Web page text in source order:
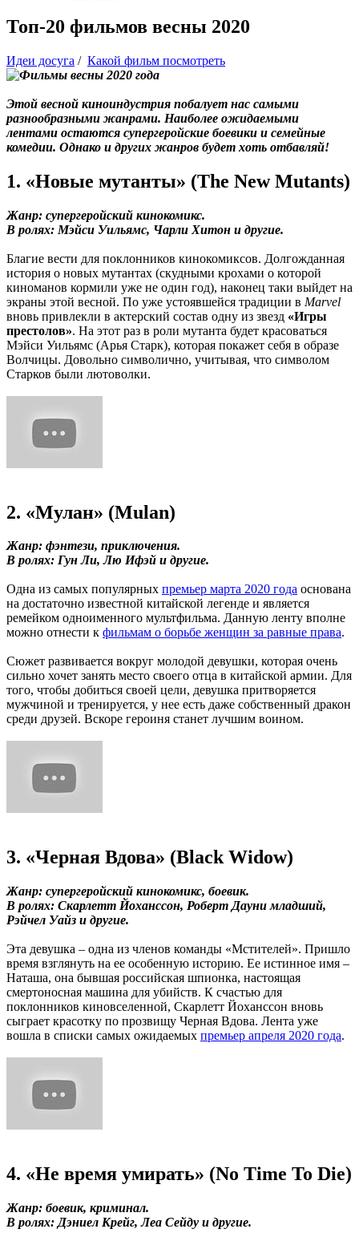
Топ-20 фильмов весны 2020
Идеи досуга / Какой фильм посмотреть
Этой весной киноиндустрия побалует нас самыми
разнообразными жанрами. Наиболее ожидаемыми
лентами остаются супергеройские боевики и семейные
комедии. Однако и других жанров будет хоть отбавляй!
1. «Новые мутанты» (The New Mutants)
Жанр: супергеройский кинокомикс.
В ролях: Мэйси Уильямс, Чарли Хитон и другие.
Благие вести для поклонников кинокомиксов. Долгожданная
история о новых мутантах (скудными крохами о которой
киноманов кормили уже не один год), наконец таки выйдет на
экраны этой весной. По уже устоявшейся традиции в Marvel
вновь привлекли в актерский состав одну из звезд «Игры
престолов». На этот раз в роли мутанта будет красоваться
Мэйси Уильямс (Арья Старк), которая покажет себя в образе
Волчицы. Довольно символично, учитывая, что символом
Старков были лютоволки.
2. «Мулан» (Mulan)
Жанр: фэнтези, приключения.
В ролях: Гун Ли, Лю Ифэй и другие.
Одна из самых популярных премьер марта 2020 года основана
на достаточно известной китайской легенде и является
ремейком одноименного мультфильма. Данную ленту вполне
можно отнести к фильмам о борьбе женщин за равные права.
Сюжет развивается вокруг молодой девушки, которая очень
сильно хочет занять место своего отца в китайской армии. Для
того, чтобы добиться своей цели, девушка притворяется
мужчиной и тренируется, у нее есть даже собственный дракон
среди друзей. Вскоре героиня станет лучшим воином.
3. «Черная Вдова» (Black Widow)
Жанр: супергеройский кинокомикс, боевик.
В ролях: Скарлетт Йоханссон, Роберт Дауни младший,
Рэйчел Уайз и другие.
Эта девушка – одна из членов команды «Мстителей». Пришло
время взглянуть на ее особенную историю. Ее истинное имя –
Наташа, она бывшая российская шпионка, настоящая
смертоносная машина для убийств. К счастью для
поклонников киновселенной, Скарлетт Йоханссон вновь
сыграет красотку по прозвищу Черная Вдова. Лента уже
вошла в списки самых ожидаемых премьер апреля 2020 года.
4. «Не время умирать» (No Time To Die)
Жанр: боевик, криминал.
В ролях: Дэниел Крейг, Леа Сейду и другие.